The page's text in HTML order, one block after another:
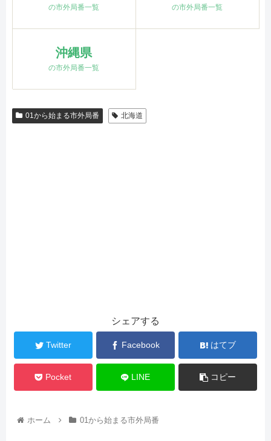
の市外局番一覧 の市外局番一覧
沖縄県
の市外局番一覧
01から始まる市外局番 北海道
シェアする
Twitter Facebook はてブ
Pocket LINE コピー
ホーム 01から始まる市外局番